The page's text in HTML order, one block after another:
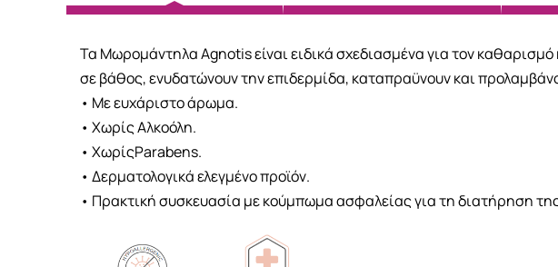
Τα Μωρομάντηλα Agnotis είναι ειδικά σχεδιασμένα για τον
σε βάθος, ενυδατώνουν την επιδερμίδα, καταπραϋνουν και
• Με ευχάριστο άρωμα.
• Χωρίς Αλκοόλη.
• ΧωρίςParabens.
• Δερματολογικά ελεγμένο προϊόν.
• Πρακτική συσκευασία με κούμπωμα ασφαλείας για τη διατήρηση